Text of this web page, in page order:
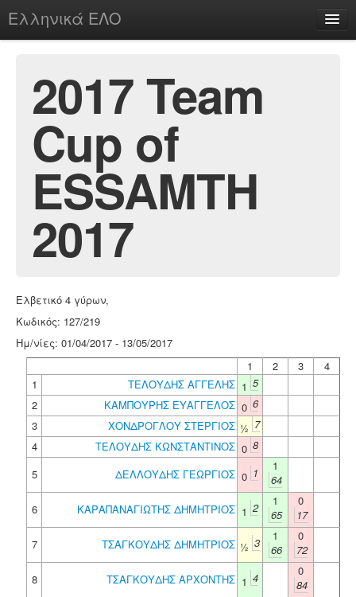
Ελληνικά ΕΛΟ
chesstu.be @ discord
Login
2017 Team
Cup of
ESSAMTH
2017
Ελβετικό 4 γύρων,
Κωδικός: 127/219
Ημ/νίες: 01/04/2017 - 13/05/2017
1
2 3
4
1
ΤΕΛΟΥΔΗΣ ΑΓΓΕΛΗΣ 1 5
2
ΚΑΜΠΟΥΡΗΣ ΕΥΑΓΓΕΛΟΣ 0 6
3
ΧΟΝΔΡΟΓΛΟΥ ΣΤΕΡΓΙΟΣ ½ 7
4
ΤΕΛΟΥΔΗΣ ΚΩΝΣΤΑΝΤΙΝΟΣ 0 8
5
ΔΕΛΛΟΥΔΗΣ ΓΕΩΡΓΙΟΣ 0 1
1
64
6
ΚΑΡΑΠΑΝΑΓΙΩΤΗΣ ΔΗΜΗΤΡΙΟΣ 1 2
1
65
0
17
7
ΤΣΑΓΚΟΥΔΗΣ ΔΗΜΗΤΡΙΟΣ ½ 3
1
66
0
72
8
ΤΣΑΓΚΟΥΔΗΣ ΑΡΧΟΝΤΗΣ 1 4
0
84